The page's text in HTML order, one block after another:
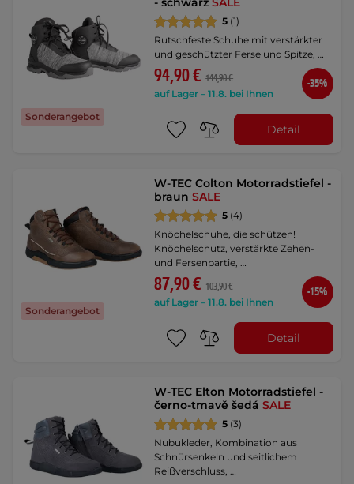
Sonderangebot
5 (1)
Rutschfeste Schuhe mit verstärkter
und geschützter Ferse und Spitze, …
94,90 € 144,90 €
auf Lager – 11.8. bei Ihnen
-35%
Detail
Sonderangebot
W-TEC Colton Motorradstiefel -
braunSALE
5 (4)
Knöchelschuhe, die schützen!
Knöchelschutz, verstärkte Zehen-
und Fersenpartie, …
87,90 € 103,90 €
auf Lager – 11.8. bei Ihnen
-15%
Detail
W-TEC Elton Motorradstiefel -
černo-tmavě šedáSALE
5 (3)
Nubukleder, Kombination aus
Schnürsenkeln und seitlichem
Reißverschluss, …